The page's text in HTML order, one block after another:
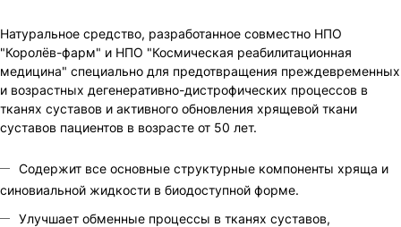
Натуральное средство, разработанное совместно НПО
"Королёв-фарм" и НПО "Космическая реабилитационная
медицина" специально для предотвращения преждевременных
и возрастных дегенеративно-дистрофических процессов в
тканях суставов и активного обновления хрящевой ткани
суставов пациентов в возрасте от 50 лет.
Содержит все основные структурные компоненты хряща и
синовиальной жидкости в биодоступной форме.
Улучшает обменные процессы в тканях суставов,